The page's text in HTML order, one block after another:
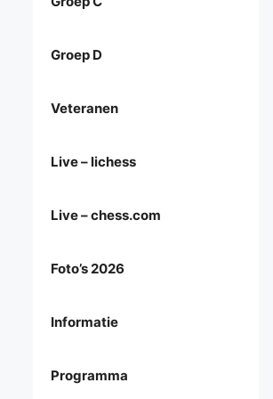
Groep D
Veteranen
Live – lichess
Live – chess.com
Foto’s 2026
Informatie
Programma